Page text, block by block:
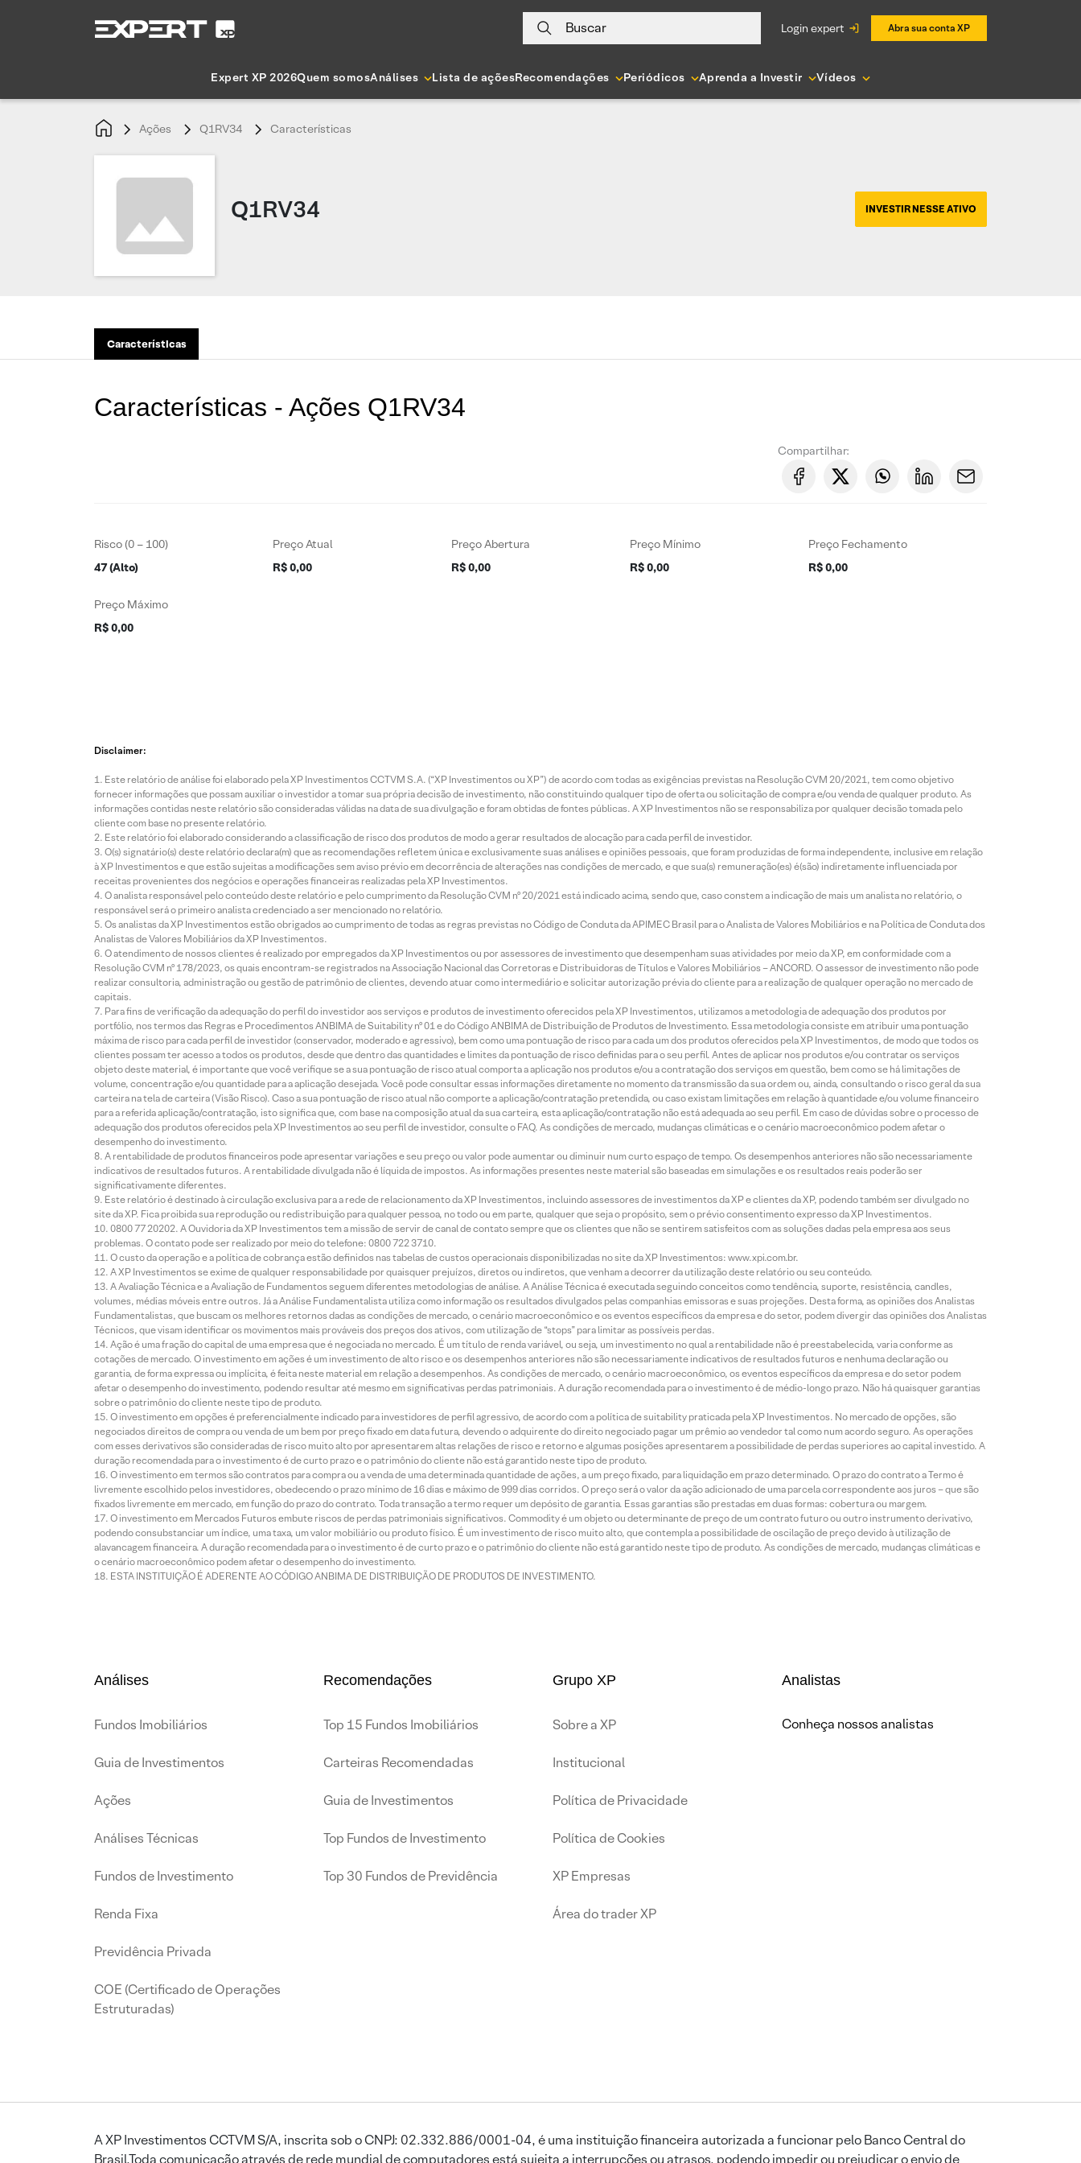
Buscar login expert Abra sua conta XP
Expert XP 2026Quem somosAnálises Lista de açõesRecomendações Periódicos Aprenda a Investir Vídeos
Ações Q1RV34 Características
Q1RV34 INVESTIR NESSE ATIVO
Características
Características - Ações Q1RV34
Compartilhar:
Risco (0 – 100)
47 (Alto)
Preço Atual
R$ 0,00
Preço Abertura
R$ 0,00
Preço Mínimo
R$ 0,00
Preço Fechamento
R$ 0,00
Preço Máximo
R$ 0,00
Disclaimer:
Este relatório de análise foi elaborado pela XP Investimentos CCTVM S.A. (“XP Investimentos ou XP”) de acordo com todas as exigências previstas na Resolução CVM 20/2021, tem como objetivo
fornecer informações que possam auxiliar o investidor a tomar sua própria decisão de investimento, não constituindo qualquer tipo de oferta ou solicitação de compra e/ou venda de qualquer produto. As
informações contidas neste relatório são consideradas válidas na data de sua divulgação e foram obtidas de fontes públicas. A XP Investimentos não se responsabiliza por qualquer decisão tomada pelo
cliente com base no presente relatório.
Este relatório foi elaborado considerando a classificação de risco dos produtos de modo a gerar resultados de alocação para cada perfil de investidor.
O(s) signatário(s) deste relatório declara(m) que as recomendações refletem única e exclusivamente suas análises e opiniões pessoais, que foram produzidas de forma independente, inclusive em relação
à XP Investimentos e que estão sujeitas a modificações sem aviso prévio em decorrência de alterações nas condições de mercado, e que sua(s) remuneração(es) é(são) indiretamente influenciada por
receitas provenientes dos negócios e operações financeiras realizadas pela XP Investimentos.
O analista responsável pelo conteúdo deste relatório e pelo cumprimento da Resolução CVM nº 20/2021 está indicado acima, sendo que, caso constem a indicação de mais um analista no relatório, o
responsável será o primeiro analista credenciado a ser mencionado no relatório.
Os analistas da XP Investimentos estão obrigados ao cumprimento de todas as regras previstas no Código de Conduta da APIMEC Brasil para o Analista de Valores Mobiliários e na Política de Conduta dos
Analistas de Valores Mobiliários da XP Investimentos.
O atendimento de nossos clientes é realizado por empregados da XP Investimentos ou por assessores de investimento que desempenham suas atividades por meio da XP, em conformidade com a
Resolução CVM nº 178/2023, os quais encontram-se registrados na Associação Nacional das Corretoras e Distribuidoras de Títulos e Valores Mobiliários – ANCORD. O assessor de investimento não pode
realizar consultoria, administração ou gestão de patrimônio de clientes, devendo atuar como intermediário e solicitar autorização prévia do cliente para a realização de qualquer operação no mercado de
capitais.
Para fins de verificação da adequação do perfil do investidor aos serviços e produtos de investimento oferecidos pela XP Investimentos, utilizamos a metodologia de adequação dos produtos por
portfólio, nos termos das Regras e Procedimentos ANBIMA de Suitability nº 01 e do Código ANBIMA de Distribuição de Produtos de Investimento. Essa metodologia consiste em atribuir uma pontuação
máxima de risco para cada perfil de investidor (conservador, moderado e agressivo), bem como uma pontuação de risco para cada um dos produtos oferecidos pela XP Investimentos, de modo que todos os
clientes possam ter acesso a todos os produtos, desde que dentro das quantidades e limites da pontuação de risco definidas para o seu perfil. Antes de aplicar nos produtos e/ou contratar os serviços
objeto deste material, é importante que você verifique se a sua pontuação de risco atual comporta a aplicação nos produtos e/ou a contratação dos serviços em questão, bem como se há limitações de
volume, concentração e/ou quantidade para a aplicação desejada. Você pode consultar essas informações diretamente no momento da transmissão da sua ordem ou, ainda, consultando o risco geral da sua
carteira na tela de carteira (Visão Risco). Caso a sua pontuação de risco atual não comporte a aplicação/contratação pretendida, ou caso existam limitações em relação à quantidade e/ou volume financeiro
para a referida aplicação/contratação, isto significa que, com base na composição atual da sua carteira, esta aplicação/contratação não está adequada ao seu perfil. Em caso de dúvidas sobre o processo de
adequação dos produtos oferecidos pela XP Investimentos ao seu perfil de investidor, consulte o FAQ. As condições de mercado, mudanças climáticas e o cenário macroeconômico podem afetar o
desempenho do investimento.
A rentabilidade de produtos financeiros pode apresentar variações e seu preço ou valor pode aumentar ou diminuir num curto espaço de tempo. Os desempenhos anteriores não são necessariamente
indicativos de resultados futuros. A rentabilidade divulgada não é líquida de impostos. As informações presentes neste material são baseadas em simulações e os resultados reais poderão ser
significativamente diferentes.
Este relatório é destinado à circulação exclusiva para a rede de relacionamento da XP Investimentos, incluindo assessores de investimentos da XP e clientes da XP, podendo também ser divulgado no
site da XP. Fica proibida sua reprodução ou redistribuição para qualquer pessoa, no todo ou em parte, qualquer que seja o propósito, sem o prévio consentimento expresso da XP Investimentos.
0800 77 20202. A Ouvidoria da XP Investimentos tem a missão de servir de canal de contato sempre que os clientes que não se sentirem satisfeitos com as soluções dadas pela empresa aos seus
problemas. O contato pode ser realizado por meio do telefone: 0800 722 3710.
O custo da operação e a política de cobrança estão definidos nas tabelas de custos operacionais disponibilizadas no site da XP Investimentos: www.xpi.com.br.
A XP Investimentos se exime de qualquer responsabilidade por quaisquer prejuízos, diretos ou indiretos, que venham a decorrer da utilização deste relatório ou seu conteúdo.
A Avaliação Técnica e a Avaliação de Fundamentos seguem diferentes metodologias de análise. A Análise Técnica é executada seguindo conceitos como tendência, suporte, resistência, candles,
volumes, médias móveis entre outros. Já a Análise Fundamentalista utiliza como informação os resultados divulgados pelas companhias emissoras e suas projeções. Desta forma, as opiniões dos Analistas
Fundamentalistas, que buscam os melhores retornos dadas as condições de mercado, o cenário macroeconômico e os eventos específicos da empresa e do setor, podem divergir das opiniões dos Analistas
Técnicos, que visam identificar os movimentos mais prováveis dos preços dos ativos, com utilização de “stops” para limitar as possíveis perdas.
Ação é uma fração do capital de uma empresa que é negociada no mercado. É um título de renda variável, ou seja, um investimento no qual a rentabilidade não é preestabelecida, varia conforme as
cotações de mercado. O investimento em ações é um investimento de alto risco e os desempenhos anteriores não são necessariamente indicativos de resultados futuros e nenhuma declaração ou
garantia, de forma expressa ou implícita, é feita neste material em relação a desempenhos. As condições de mercado, o cenário macroeconômico, os eventos específicos da empresa e do setor podem
afetar o desempenho do investimento, podendo resultar até mesmo em significativas perdas patrimoniais. A duração recomendada para o investimento é de médio-longo prazo. Não há quaisquer garantias
sobre o patrimônio do cliente neste tipo de produto.
O investimento em opções é preferencialmente indicado para investidores de perfil agressivo, de acordo com a política de suitability praticada pela XP Investimentos. No mercado de opções, são
negociados direitos de compra ou venda de um bem por preço fixado em data futura, devendo o adquirente do direito negociado pagar um prêmio ao vendedor tal como num acordo seguro. As operações
com esses derivativos são consideradas de risco muito alto por apresentarem altas relações de risco e retorno e algumas posições apresentarem a possibilidade de perdas superiores ao capital investido. A
duração recomendada para o investimento é de curto prazo e o patrimônio do cliente não está garantido neste tipo de produto.
O investimento em termos são contratos para compra ou a venda de uma determinada quantidade de ações, a um preço fixado, para liquidação em prazo determinado. O prazo do contrato a Termo é
livremente escolhido pelos investidores, obedecendo o prazo mínimo de 16 dias e máximo de 999 dias corridos. O preço será o valor da ação adicionado de uma parcela correspondente aos juros – que são
fixados livremente em mercado, em função do prazo do contrato. Toda transação a termo requer um depósito de garantia. Essas garantias são prestadas em duas formas: cobertura ou margem.
O investimento em Mercados Futuros embute riscos de perdas patrimoniais significativos. Commodity é um objeto ou determinante de preço de um contrato futuro ou outro instrumento derivativo,
podendo consubstanciar um índice, uma taxa, um valor mobiliário ou produto físico. É um investimento de risco muito alto, que contempla a possibilidade de oscilação de preço devido à utilização de
alavancagem financeira. A duração recomendada para o investimento é de curto prazo e o patrimônio do cliente não está garantido neste tipo de produto. As condições de mercado, mudanças climáticas e
o cenário macroeconômico podem afetar o desempenho do investimento.
ESTA INSTITUIÇÃO É ADERENTE AO CÓDIGO ANBIMA DE DISTRIBUIÇÃO DE PRODUTOS DE INVESTIMENTO.
Análises
Fundos Imobiliários
Guia de Investimentos
Ações
Análises Técnicas
Fundos de Investimento
Renda Fixa
Previdência Privada
COE (Certificado de Operações
Estruturadas)
Recomendações
Top 15 Fundos Imobiliários
Carteiras Recomendadas
Guia de Investimentos
Top Fundos de Investimento
Top 30 Fundos de Previdência
Grupo XP
Sobre a XP
Institucional
Política de Privacidade
Política de Cookies
XP Empresas
Área do trader XP
Analistas
Conheça nossos analistas
A XP Investimentos CCTVM S/A, inscrita sob o CNPJ: 02.332.886/0001-04, é uma instituição financeira autorizada a funcionar pelo Banco Central do
Brasil.Toda comunicação através de rede mundial de computadores está sujeita a interrupções ou atrasos, podendo impedir ou prejudicar o envio de